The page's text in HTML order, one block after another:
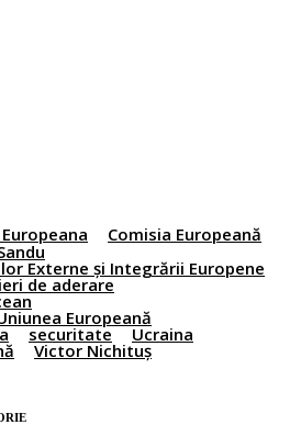
Comisia Europeană
Externe și Integrării Europene
de aderare
Europeană
securitate Ucraina
Victor Nichituș